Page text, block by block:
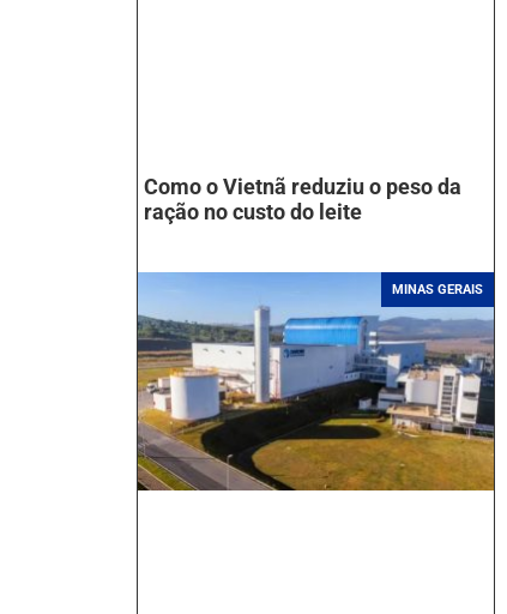
Como o Vietnã reduziu o peso da
ração no custo do leite
MINAS GERAIS